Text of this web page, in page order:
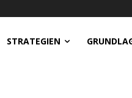
STRATEGIEN